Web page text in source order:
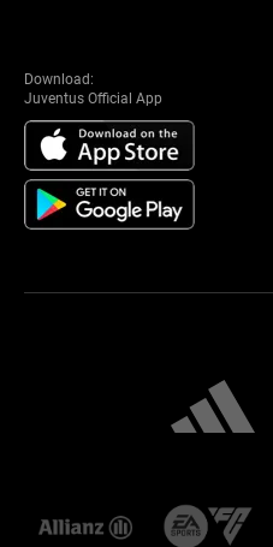
Download:
Juventus Official App